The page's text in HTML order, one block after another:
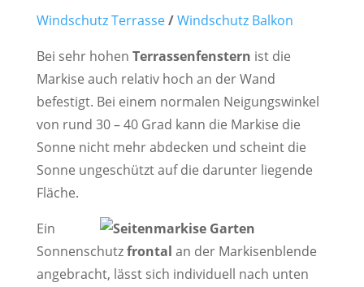
Windschutz Terrasse/Windschutz Balkon
Bei sehr hohen Terrassenfenstern ist die
Markise auch relativ hoch an der Wand
befestigt. Bei einem normalen Neigungswinkel
von rund 30 – 40 Grad kann die Markise die
Sonne nicht mehr abdecken und scheint die
Sonne ungeschützt auf die darunter liegende
Fläche.
Ein
Sonnenschutzfrontal an der Markisenblende
angebracht, lässt sich individuell nach unten